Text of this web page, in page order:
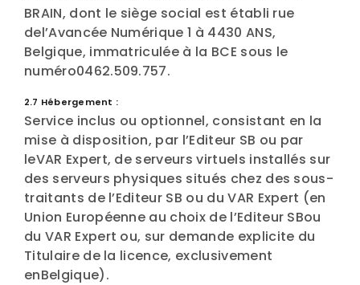
BRAIN, dont le siège social est établi rue
del’Avancée Numérique 1 à 4430 ANS,
Belgique, immatriculée à la BCE sous le
numéro0462.509.757.
2.7 Hébergement :
Service inclus ou optionnel, consistant en la
mise à disposition, par l’Editeur SB ou par
leVAR Expert, de serveurs virtuels installés sur
des serveurs physiques situés chez des sous-
traitants de l’Editeur SB ou du VAR Expert (en
Union Européenne au choix de l’Editeur SBou
du VAR Expert ou, sur demande explicite du
Titulaire de la licence, exclusivement
enBelgique).